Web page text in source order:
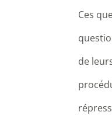
Ces
de